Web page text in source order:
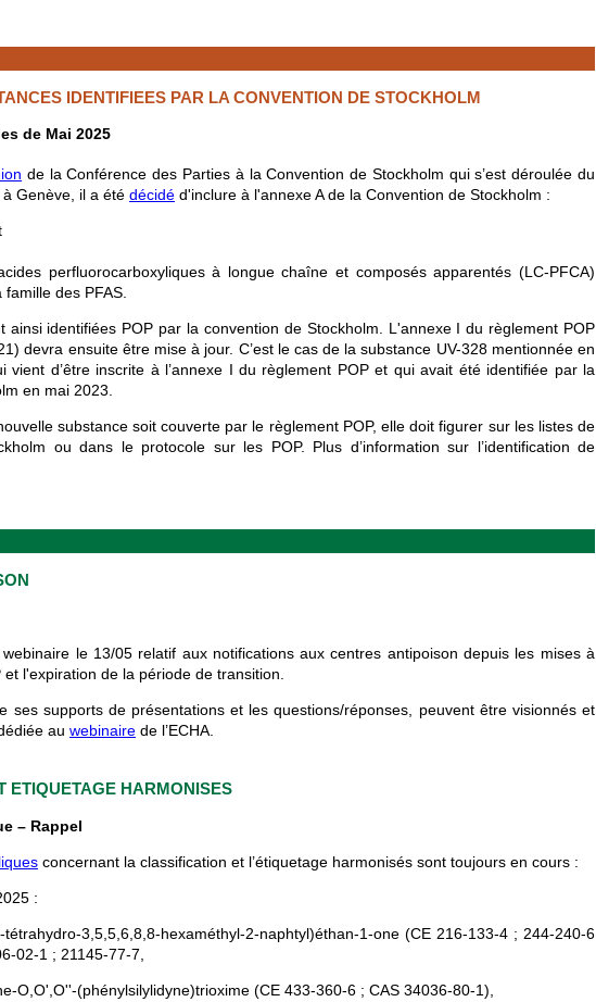
IDENTIFIEES PAR LA CONVENTION DE STOCKHOLM
de Mai 2025
de la Conférence des Parties à la Convention de Stockholm qui s’est déroulée du
Genève, il a été décidé d'inclure à l'annexe A de la Convention de Stockholm :
perfluorocarboxyliques à longue chaîne et composés apparentés (LC-PFCA)
des PFAS.
ainsi identifiées POP par la convention de Stockholm. L'annexe I du règlement POP
devra ensuite être mise à jour. C’est le cas de la substance UV-328 mentionnée en
vient d’être inscrite à l’annexe I du règlement POP et qui avait été identifiée par la
en mai 2023.
substance soit couverte par le règlement POP, elle doit figurer sur les listes de
ou dans le protocole sur les POP. Plus d’information sur l’identification de
le 13/05 relatif aux notifications aux centres antipoison depuis les mises à
l'expiration de la période de transition.
ses supports de présentations et les questions/réponses, peuvent être visionnés et
au webinaire de l’ECHA.
ETIQUETAGE HARMONISES
– Rappel
concernant la classification et l’étiquetage harmonisés sont toujours en cours :
:
tétrahydro-3,5,5,6,8,8-hexaméthyl-2-naphtyl)éthan-1-one (CE 216-133-4 ; 244-240-6
02-1 ; 21145-77-7,
O,O',O''-(phénylsilylidyne)trioxime (CE 433-360-6 ; CAS 34036-80-1),